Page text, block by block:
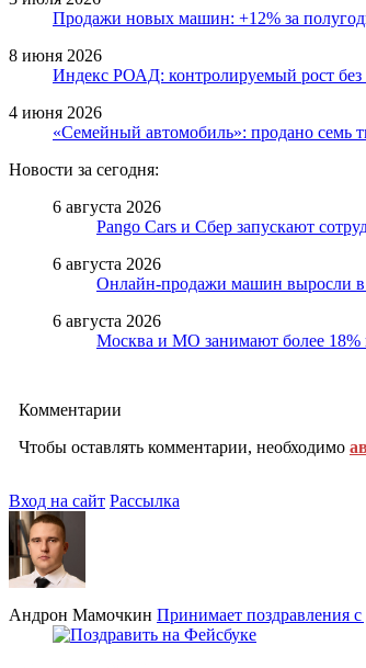
Продажи новых машин: +12% за
8 июня 2026
Индекс РОАД: контролируемый рост без
4 июня 2026
«Семейный автомобиль»: продано семь
Новости за сегодня:
6 августа 2026
Pango Cars и Сбер запускают
6 августа 2026
Онлайн-продажи машин выросли в
6 августа 2026
Москва и МО занимают более
Комментарии
Чтобы оставлять комментарии, необходимо
Вход на сайт Рассылка
Андрон Мамочкин Принимает поздравления